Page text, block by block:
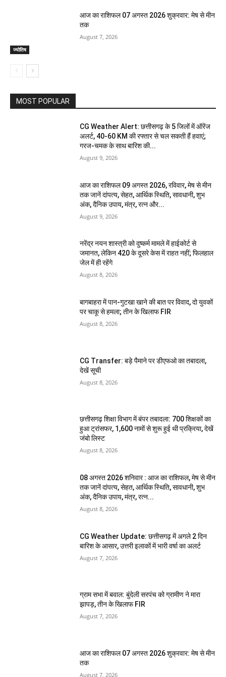
ज्योतिष
आज का राशिफल 07 अगस्त 2026 शुक्रवार: मेष से मीन
तक
August 7, 2026
MOST POPULAR
CG Weather Alert: छत्तीसगढ़ के 5 जिलों में ऑरेंज
अलर्ट, 40-60 KM की रफ्तार से चल सकती हैं हवाएं;
गरज-चमक के साथ बारिश की...
August 9, 2026
आज का राशिफल 09 अगस्त 2026, रविवार, मेष से मीन
तक जानें दांपत्य, सेहत, आर्थिक स्थिति, सावधानी, शुभ
अंक, दैनिक उपाय, मंत्र, रत्न और...
August 9, 2026
नरेंद्र नयन शास्त्री को दुष्कर्म मामले में हाईकोर्ट से
जमानत, लेकिन 420 के दूसरे केस में राहत नहीं; फिलहाल
जेल में ही रहेंगे
August 8, 2026
बागबाहरा में पान-गुटखा खाने की बात पर विवाद, दो युवकों
पर चाकू से हमला; तीन के खिलाफ FIR
August 8, 2026
CG Transfer: बड़े पैमाने पर डीएफओ का तबादला,
देखें सूची
August 8, 2026
छत्तीसगढ़ शिक्षा विभाग में बंपर तबादला: 700 शिक्षकों का
हुआ ट्रांसफर, 1,600 नामों से शुरू हुई थी प्रक्रिया, देखें
जंबो लिस्ट
August 8, 2026
08 अगस्त 2026 शनिवार : आज का राशिफल, मेष से मीन
तक जानें दांपत्य, सेहत, आर्थिक स्थिति, सावधानी, शुभ
अंक, दैनिक उपाय, मंत्र, रत्न...
August 8, 2026
CG Weather Update: छत्तीसगढ़ में अगले 2 दिन
बारिश के आसार, उत्तरी इलाकों में भारी वर्षा का अलर्ट
August 7, 2026
ग्राम सभा में बवाल: बुंदेली सरपंच को ग्रामीण ने मारा
झापड़, तीन के खिलाफ FIR
August 7, 2026
आज का राशिफल 07 अगस्त 2026 शुक्रवार: मेष से मीन
तक
August 7, 2026